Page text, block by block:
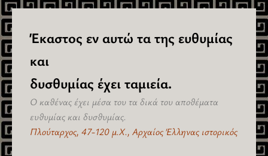
Έκαστος εν αυτώ τα της ευθυμίας
και
δυσθυμίας έχει ταμιεία.
Ο καθένας έχει μέσα του τα δικά του αποθέματα
ευθυμίας και δυσθυμίας.
Πλούταρχος, 47-120 μ.Χ., Αρχαίος Έλληνας ιστορικός